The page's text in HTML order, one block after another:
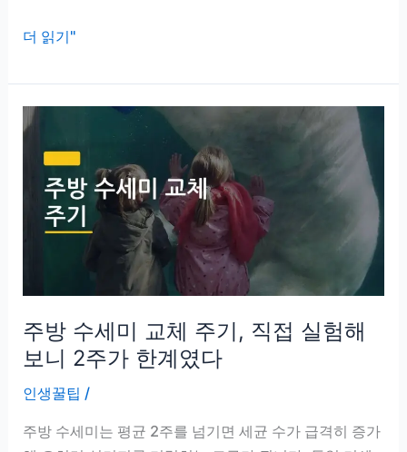
을
욕
곰
팡
이
방
법,
기
5
더 읽기"
주방 수세미 교체 주기, 직접 실험해
보니 2주가 한계였다
인생꿀팁 /
주방 수세미는 평균 2주를 넘기면 세균 수가 급격히 증가